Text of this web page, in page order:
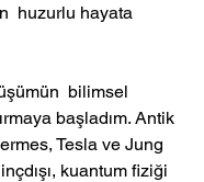
huzurlu hayata
bilimsel
başladım. Antik
Tesla ve Jung
kuantum fiziği